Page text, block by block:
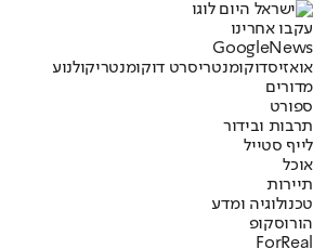
עקבו אחרינו
Googl eNews
אואזיסדוקומנטריסרט דוקומנטריקולנוע
מדורים
ספורט
תרבות ובידור
לייף סטייל
אוכל
תיירות
טכנולוגיה ומדע
הורוסקופ
ForReal